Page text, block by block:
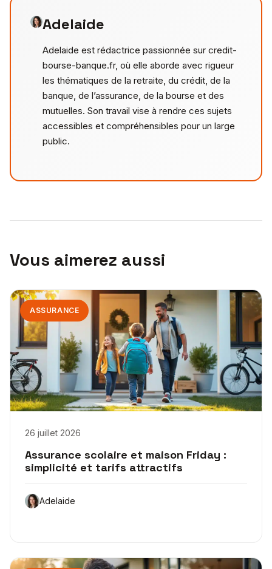
Adelaide
Adelaide est rédactrice passionnée sur credit-
bourse-banque.fr, où elle aborde avec rigueur
les thématiques de la retraite, du crédit, de la
banque, de l’assurance, de la bourse et des
mutuelles. Son travail vise à rendre ces sujets
accessibles et compréhensibles pour un large
public.
Vous aimerez aussi
ASSURANCE
26 juillet 2026
Assurance scolaire et maison Friday :
simplicité et tarifs attractifs
Adelaide